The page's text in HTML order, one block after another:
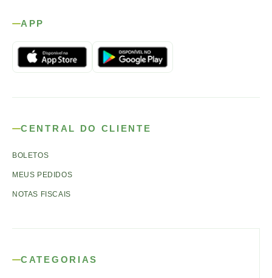
APP
CENTRAL DO CLIENTE
BOLETOS
MEUS PEDIDOS
NOTAS FISCAIS
CATEGORIAS